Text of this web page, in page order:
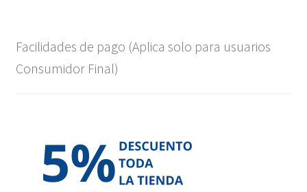
Facilidades de pago (Aplica solo para usuarios
Consumidor Final)